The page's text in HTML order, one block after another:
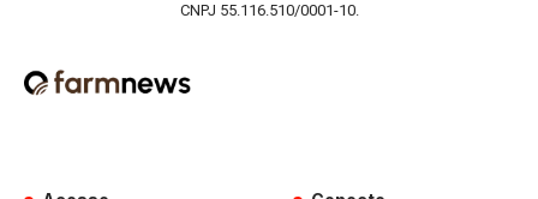
CNPJ 55.116.510/0001-10.